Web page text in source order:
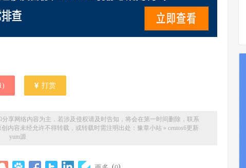
) 打赏
享网络内容为主，若涉及侵权请及时告知，将会在第一时间删除，联系
内容未经允许不得转载，或转载时需注明出处： 豫章小站 » centos6更新
yum源